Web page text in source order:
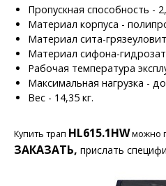
Пропускная способность -
Материал корпуса -
Материал сита-
Материал сифона-
Рабочая температура
Максимальная нагрузка -
Вес - 14,35 кг.
Купить трап HL615.1HWможно
ЗАКАЗАТЬ, прислать